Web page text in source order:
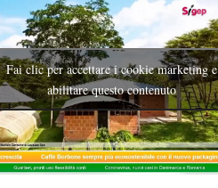
Fai clic per accettare i cookie marketing e
abilitare questo contenuto